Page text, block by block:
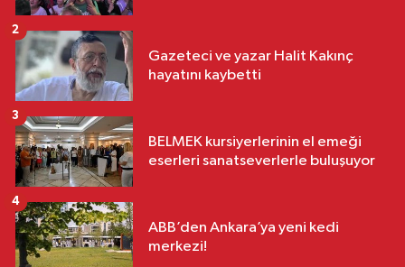
Gazeteci ve yazar Halit Kakınç
hayatını kaybetti
2
BELMEK kursiyerlerinin el emeği
eserleri sanatseverlerle buluşuyor
3
ABB’den Ankara’ya yeni kedi
merkezi!
4